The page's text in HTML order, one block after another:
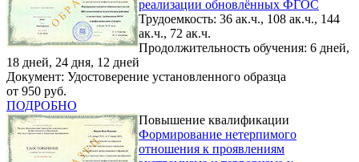
реализации обновлённых ФГОС
Трудоемкость: 36 ак.ч., 108 ак.ч., 144
ак.ч., 72 ак.ч.
Продолжительность обучения: 6 дней,
18 дней, 24 дня, 12 дней
Документ: Удостоверение установленного образца
от 950 руб.
ПОДРОБНО
Повышение квалификации
Формирование нетерпимого
отношения к проявлениям